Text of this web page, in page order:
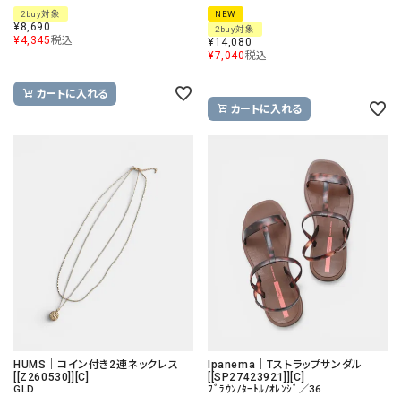
2buy対象
¥8,690
¥4,345税込
カートに入れる
NEW
2buy対象
¥14,080
¥7,040税込
カートに入れる
HUMS｜コイン付き2連ネックレス
[[Z260530]][C]
GLD
Ipanema｜Tストラップサンダル
[[SP27423921]][C]
ﾌﾞﾗｳﾝ/ﾀｰﾄﾙ/ｵﾚﾝｼﾞ／36